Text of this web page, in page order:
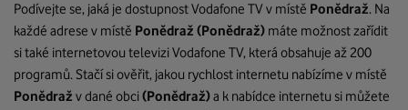
Podívejte se, jaká je dostupnost Vodafone TV v místě Ponědraž. Na
každé adrese v místě Ponědraž (Ponědraž) máte možnost zařídit
si také internetovou televizi Vodafone TV, která obsahuje až 200
programů. Stačí si ověřit, jakou rychlost internetu nabízíme v místě
Ponědraž v dané obci(Ponědraž)a k nabídce internetu si můžete